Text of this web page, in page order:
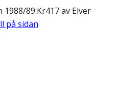
89:Kr417 av Elver
på sidan